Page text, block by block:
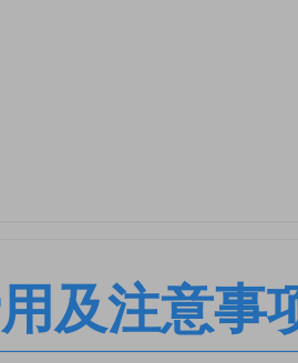
及注意事